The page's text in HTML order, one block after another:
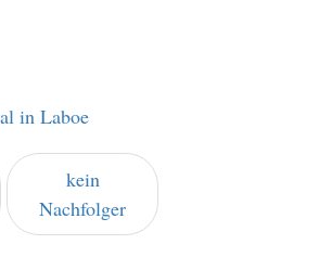
in Laboe
kein
Nachfolger